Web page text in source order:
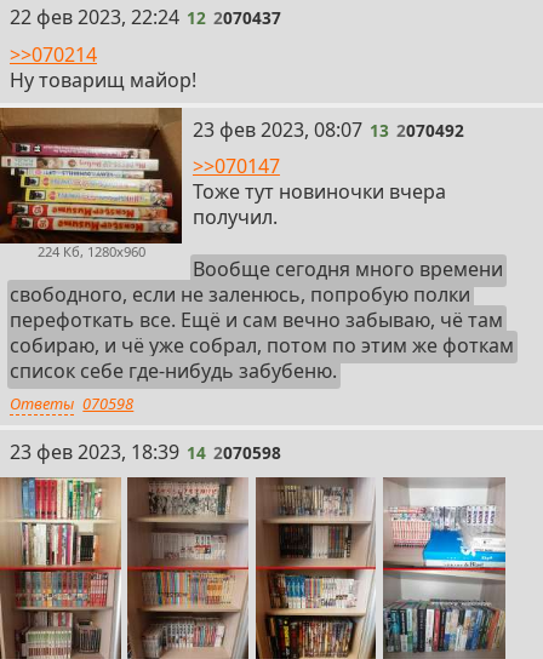
12
22 фев 2023, 22:24 12 2070437
>>070214
Ну товарищ майор!
224 Кб, 1280x960
13
23 фев 2023, 08:07 13 2070492
>>070147
Тоже тут новиночки вчера
получил.
Вообще сегодня много времени
свободного, если не заленюсь, попробую полки
перефоткать все. Ещё и сам вечно забываю, чё там
собираю, и чё уже собрал, потом по этим же фоткам
список себе где-нибудь забубеню.
Ответы 070598
14
23 фев 2023, 18:39 14 2070598